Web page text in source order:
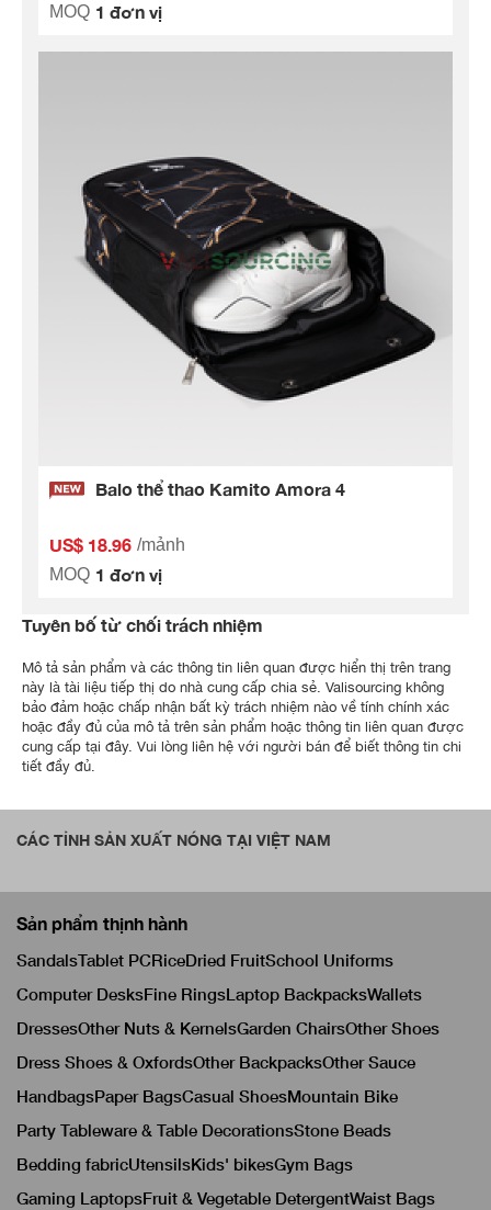
MOQ 1 đơn vị
Balo thể thao Kamito Amora 4
US$ 18.96 /mảnh
MOQ 1 đơn vị
Tuyên bố từ chối trách nhiệm
Mô tả sản phẩm và các thông tin liên quan được hiển thị trên trang
này là tài liệu tiếp thị do nhà cung cấp chia sẻ. Valisourcing không
bảo đảm hoặc chấp nhận bất kỳ trách nhiệm nào về tính chính xác
hoặc đầy đủ của mô tả trên sản phẩm hoặc thông tin liên quan được
cung cấp tại đây. Vui lòng liên hệ với người bán để biết thông tin chi
tiết đầy đủ.
CÁC TỈNH SẢN XUẤT NÓNG TẠI VIỆT NAM
Sản phẩm thịnh hành
SandalsTablet PCRiceDried FruitSchool Uniforms
Computer DesksFine RingsLaptop BackpacksWallets
DressesOther Nuts & KernelsGarden ChairsOther Shoes
Dress Shoes & OxfordsOther BackpacksOther Sauce
HandbagsPaper BagsCasual ShoesMountain Bike
Party Tableware & Table DecorationsStone Beads
Bedding fabricUtensilsKids' bikesGym Bags
Gaming LaptopsFruit & Vegetable DetergentWaist Bags